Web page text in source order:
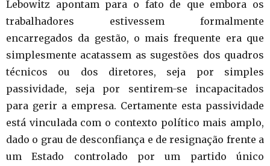
Lebowitz apontam para o fato de que embora os
trabalhadores estivessem formalmente
encarregados da gestão, o mais frequente era que
simplesmente acatassem as sugestões dos quadros
técnicos ou dos diretores, seja por simples
passividade, seja por sentirem-se incapacitados
para gerir a empresa. Certamente esta passividade
está vinculada com o contexto político mais amplo,
dado o grau de desconfiança e de resignação frente a
um Estado controlado por um partido único